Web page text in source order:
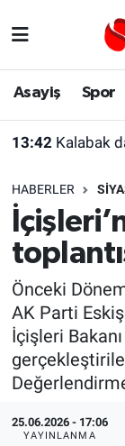
Asayiş Spor
13:42 Kalabak
HABERLER
Önceki
AK Parti
İçişleri
25.06.2026 - 17:06
YAYINLANMA
Asayiş
Gündem
Türkiye
Dünya
Sağlık
Alış-
Yaşam
Eskişehir
Röportaj
Ekonomi
Kültür
Politika
Eskişehir
Süper Lig
Tüm
Son
Haber